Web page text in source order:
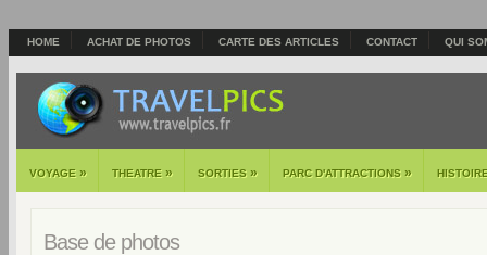
HOME ACHAT DE PHOTOS CARTE DES ARTICLES CONTACT QUI
VOYAGE » THEATRE » SORTIES » PARC D'ATTRACTIONS »
Base de photos